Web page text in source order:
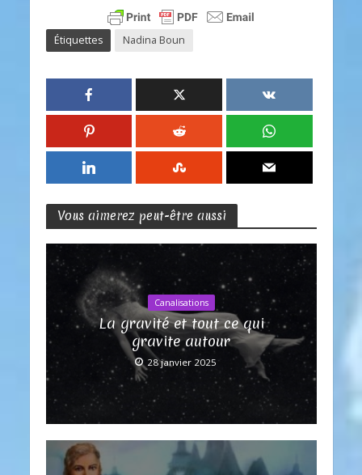
Étiquettes Nadina Boun
Vous aimerez peut-être aussi
Canalisations
La gravité et tout ce qui
gravite autour
28 janvier 2025